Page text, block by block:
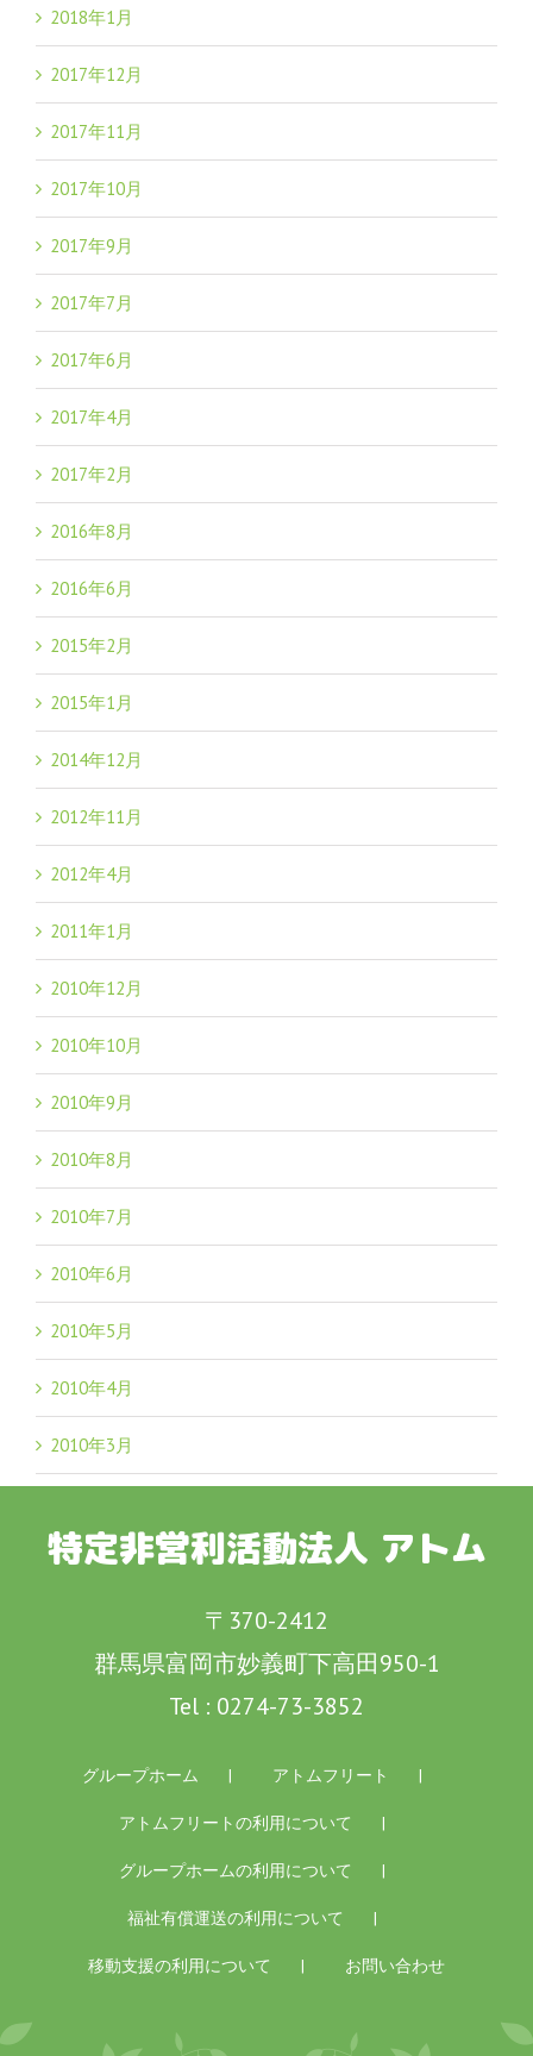
2018年1月
2017年12月
2017年11月
2017年10月
2017年9月
2017年7月
2017年6月
2017年4月
2017年2月
2016年8月
2016年6月
2015年2月
2015年1月
2014年12月
2012年11月
2012年4月
2011年1月
2010年12月
2010年10月
2010年9月
2010年8月
2010年7月
2010年6月
2010年5月
2010年4月
2010年3月
特定非営利活動法人 アトム
〒370-2412
群馬県富岡市妙義町下高田950-1
Tel : 0274-73-3852
グループホーム アトムフリート
アトムフリートの利用について
グループホームの利用について
福祉有償運送の利用について
移動支援の利用について お問い合わせ